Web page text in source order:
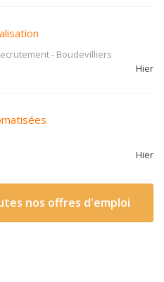
- Boudevilliers
Hier
Hier
nos offres d'emploi